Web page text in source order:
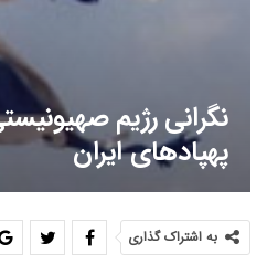
پهپادهای ایران
به اشتراک گذاری